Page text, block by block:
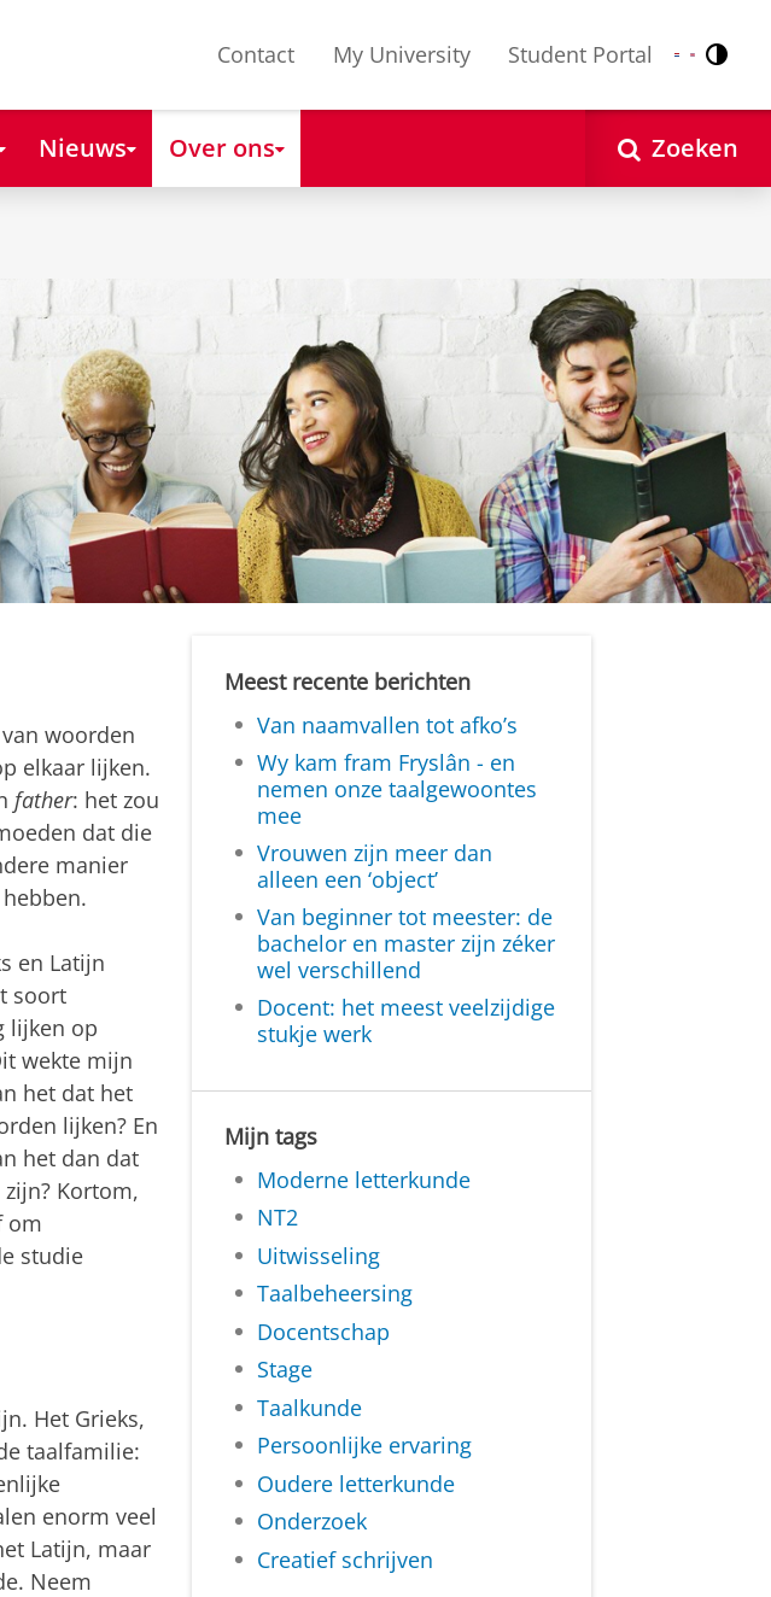
Contact My University Student Portal Nederlands
English
Nieuws Over ons Zoeken
woorden
elkaar lijken.
father: het zou
dat die
manier
en Latijn
soort
lijken op
wekte mijn
het dat het
lijken? En
het dan dat
Kortom,
om
studie
Het Grieks,
taalfamilie:
enorm veel
Latijn, maar
Neem
Meest recente berichten
Van naamvallen tot afko’s
Wy kam fram Fryslân - en
nemen onze taalgewoontes
mee
Vrouwen zijn meer dan
alleen een ‘object’
Van beginner tot meester: de
bachelor en master zijn zéker
wel verschillend
Docent: het meest veelzijdige
stukje werk
Mijn tags
Moderne letterkunde
NT2
Uitwisseling
Taalbeheersing
Docentschap
Stage
Taalkunde
Persoonlijke ervaring
Oudere letterkunde
Onderzoek
Creatief schrijven